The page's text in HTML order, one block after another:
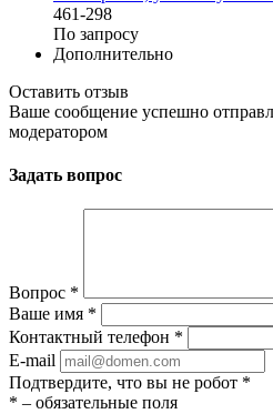
461-298
По запросу
Дополнительно
Оставить отзыв
Ваше сообщение успешно
модератором
Задать вопрос
Вопрос *
Ваше имя *
Контактный телефон *
E-mail
Подтвердите, что вы не робот *
* – обязательные поля